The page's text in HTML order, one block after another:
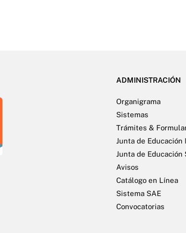
ADMINISTRACIÓN
Organigrama
Sistemas
Trámites &
Junta de Educación
Junta de Educación
Avisos
Catálogo en Línea
Sistema SAE
Convocatorias